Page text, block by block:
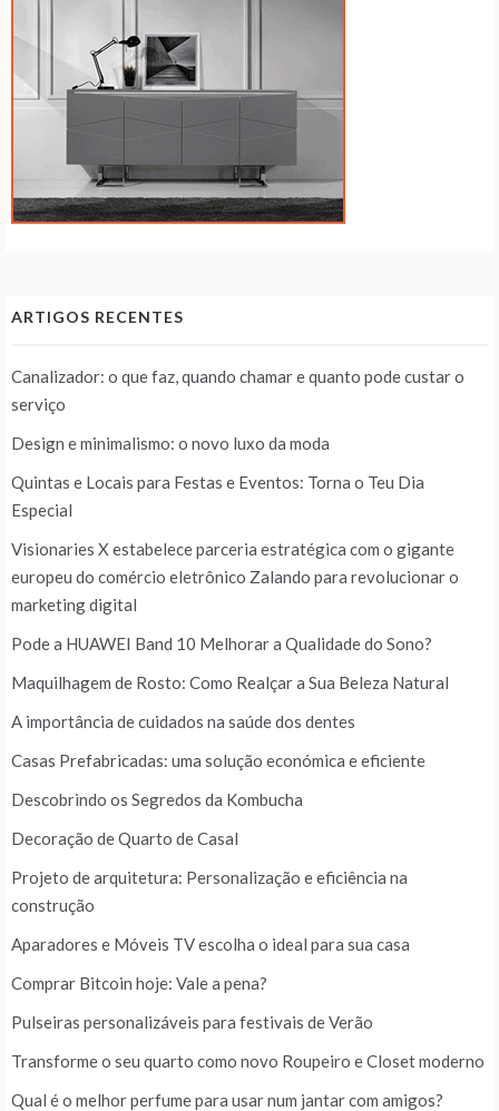
ARTIGOS RECENTES
Canalizador: o que faz, quando chamar e quanto pode custar o
serviço
Design e minimalismo: o novo luxo da moda
Quintas e Locais para Festas e Eventos: Torna o Teu Dia
Especial
Visionaries X estabelece parceria estratégica com o gigante
europeu do comércio eletrônico Zalando para revolucionar o
marketing digital
Pode a HUAWEI Band 10 Melhorar a Qualidade do Sono?
Maquilhagem de Rosto: Como Realçar a Sua Beleza Natural
A importância de cuidados na saúde dos dentes
Casas Prefabricadas: uma solução económica e eficiente
Descobrindo os Segredos da Kombucha
Decoração de Quarto de Casal
Projeto de arquitetura: Personalização e eficiência na
construção
Aparadores e Móveis TV escolha o ideal para sua casa
Comprar Bitcoin hoje: Vale a pena?
Pulseiras personalizáveis para festivais de Verão
Transforme o seu quarto como novo Roupeiro e Closet moderno
Qual é o melhor perfume para usar num jantar com amigos?